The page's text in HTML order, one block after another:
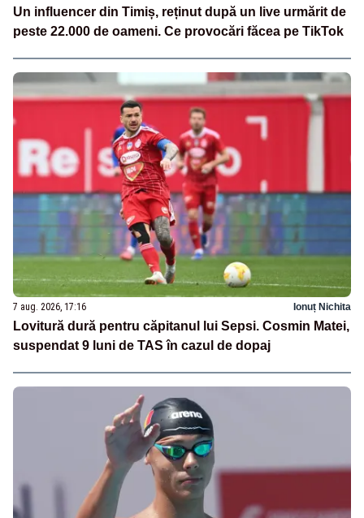
Un influencer din Timiș, reținut după un live urmărit de
peste 22.000 de oameni. Ce provocări făcea pe TikTok
7 aug. 2026, 17:16 Ionuț Nichita
Lovitură dură pentru căpitanul lui Sepsi. Cosmin Matei,
suspendat 9 luni de TAS în cazul de dopaj